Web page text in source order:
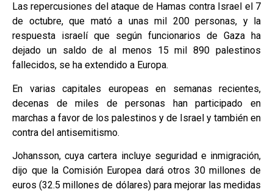
Las repercusiones del ataque de Hamas contra Israel el 7
de octubre, que mató a unas mil 200 personas, y la
respuesta israelí que según funcionarios de Gaza ha
dejado un saldo de al menos 15 mil 890 palestinos
fallecidos, se ha extendido a Europa.
En varias capitales europeas en semanas recientes,
decenas de miles de personas han participado en
marchas a favor de los palestinos y de Israel y también en
contra del antisemitismo.
Johansson, cuya cartera incluye seguridad e inmigración,
dijo que la Comisión Europea dará otros 30 millones de
euros (32.5 millones de dólares) para mejorar las medidas